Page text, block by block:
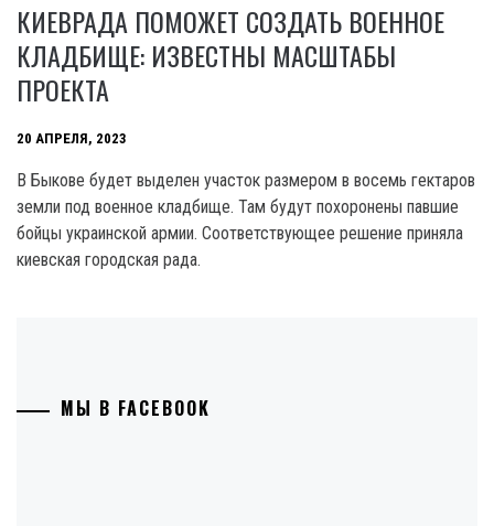
КИЕВРАДА ПОМОЖЕТ СОЗДАТЬ ВОЕННОЕ
КЛАДБИЩЕ: ИЗВЕСТНЫ МАСШТАБЫ
ПРОЕКТА
20 АПРЕЛЯ, 2023
В Быкове будет выделен участок размером в восемь гектаров
земли под военное кладбище. Там будут похоронены павшие
бойцы украинской армии. Соответствующее решение приняла
киевская городская рада.
МЫ В FACEBOOK